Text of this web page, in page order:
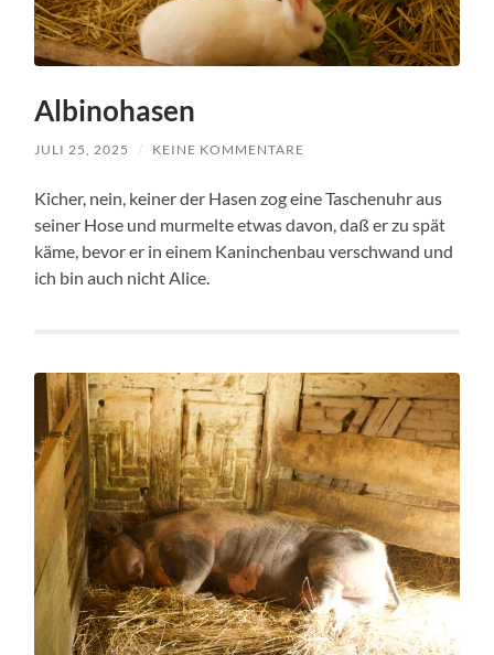
Albinohasen
JULI 25, 2025 / KEINE KOMMENTARE
Kicher, nein, keiner der Hasen zog eine Taschenuhr aus
seiner Hose und murmelte etwas davon, daß er zu spät
käme, bevor er in einem Kaninchenbau verschwand und
ich bin auch nicht Alice.